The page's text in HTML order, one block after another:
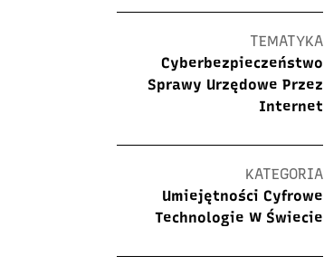
TEMATYKA
Cyberbezpieczeństwo
Sprawy Urzędowe Przez
Internet
KATEGORIA
Umiejętności Cyfrowe
Technologie W Świecie